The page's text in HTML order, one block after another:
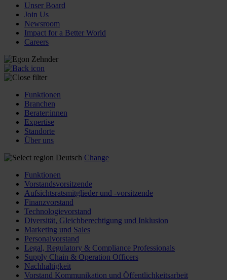
Unser Board
Join Us
Newsroom
Impact for a Better World
Careers
Funktionen
Branchen
Berater:innen
Expertise
Standorte
Über uns
Deutsch Change
Funktionen
Vorstandsvorsitzende
Aufsichtsratsmitglieder und -vorsitzende
Finanzvorstand
Technologievorstand
Diversität, Gleichberechtigung und Inklusion
Marketing und Sales
Personalvorstand
Legal, Regulatory & Compliance Professionals
Supply Chain & Operation Officers
Nachhaltigkeit
Vorstand Kommunikation und Öffentlichkeitsarbeit